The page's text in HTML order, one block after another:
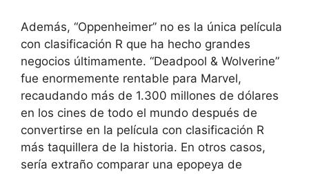
Además, “Oppenheimer” no es la única película
con clasificación R que ha hecho grandes
negocios últimamente. “Deadpool & Wolverine”
fue enormemente rentable para Marvel,
recaudando más de 1.300 millones de dólares
en los cines de todo el mundo después de
convertirse en la película con clasificación R
más taquillera de la historia. En otros casos,
sería extraño comparar una epopeya de